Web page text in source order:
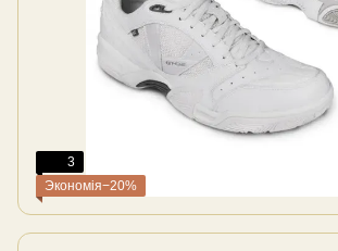
3
Экономія−20%